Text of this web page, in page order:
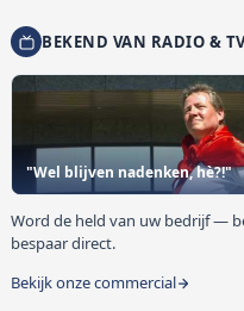
BEKEND VAN RADIO &
"Wel blijven nadenken, hè?!"
Word de held van uw bedrijf —
bespaar direct.
Bekijk onze commercial